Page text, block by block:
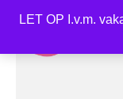
LET OP I.v.m.